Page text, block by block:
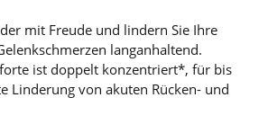
mit Freude und lindern Sie Ihre
langanhaltend.
ist doppelt konzentriert*, für bis
Linderung von akuten Rücken- und